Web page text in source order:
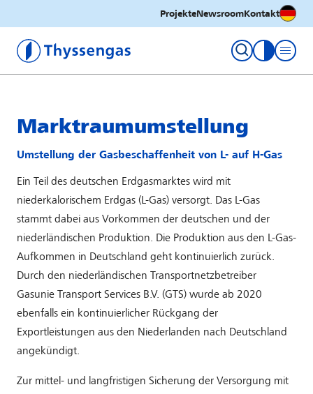
ProjekteNewsroomKontakt
Thyssengas GmbH
Marktraumumstellung
Umstellung der Gasbeschaffenheit von L- auf H-Gas
Ein Teil des deutschen Erdgasmarktes wird mit
niederkalorischem Erdgas (L-Gas) versorgt. Das L-Gas
stammt dabei aus Vorkommen der deutschen und der
niederländischen Produktion. Die Produktion aus den L-Gas-
Aufkommen in Deutschland geht kontinuierlich zurück.
Durch den niederländischen Transportnetzbetreiber
Gasunie Transport Services B.V. (GTS) wurde ab 2020
ebenfalls ein kontinuierlicher Rückgang der
Exportleistungen aus den Niederlanden nach Deutschland
angekündigt.
Zur mittel- und langfristigen Sicherung der Versorgung mit